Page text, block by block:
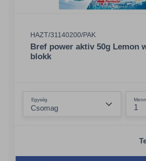
HAZT/31140200/PAK
Bref power aktiv 50g Lemon
blokk
Egység